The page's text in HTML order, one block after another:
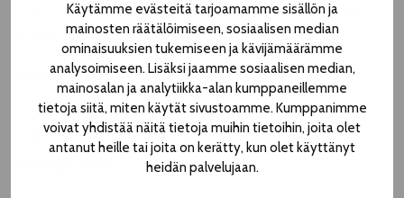
Käytämme evästeitä tarjoamamme sisällön ja
mainosten räätälöimiseen, sosiaalisen median
ominaisuuksien tukemiseen ja kävijämäärämme
analysoimiseen. Lisäksi jaamme sosiaalisen median,
mainosalan ja analytiikka-alan kumppaneillemme
tietoja siitä, miten käytät sivustoamme. Kumppanimme
voivat yhdistää näitä tietoja muihin tietoihin, joita olet
antanut heille tai joita on kerätty, kun olet käyttänyt
heidän palvelujaan.
sellaista, mitä ei ole ennen koettu ja sen kokemisen jälkeen
elämä näyttää jälleen todella aurinkoiselta!
Vuoden 2026 OFF-ohjelmistoa
TAMPEREEN KOMEDIATEATTERIN